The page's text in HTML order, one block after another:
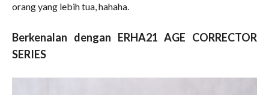
orang yang lebih tua, hahaha.
Berkenalan dengan ERHA21 AGE CORRECTOR
SERIES